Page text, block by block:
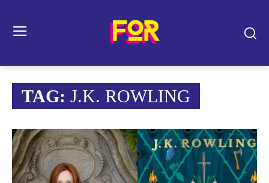
TAG: J.K. ROWLING